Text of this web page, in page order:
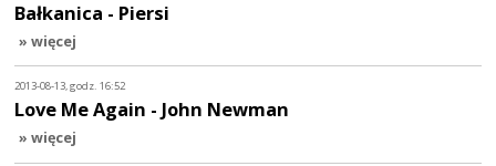
Bałkanica - Piersi
» więcej
2013-08-13, godz. 16:52
Love Me Again - John Newman
» więcej